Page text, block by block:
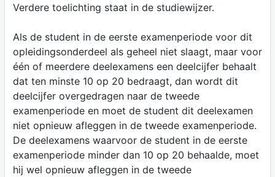
Verdere toelichting staat in de studiewijzer.
Als de student in de eerste examenperiode voor dit
opleidingsonderdeel als geheel niet slaagt, maar voor
één of meerdere deelexamens een deelcijfer behaalt
dat ten minste 10 op 20 bedraagt, dan wordt dit
deelcijfer overgedragen naar de tweede
examenperiode en moet de student dit deelexamen
niet opnieuw afleggen in de tweede examenperiode.
De deelexamens waarvoor de student in de eerste
examenperiode minder dan 10 op 20 behaalde, moet
hij wel opnieuw afleggen in de tweede